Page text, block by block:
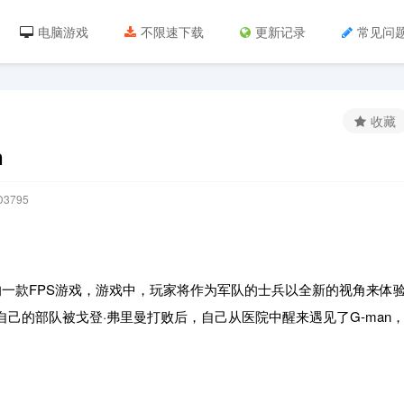
电脑游戏 不限速下载 更新记录 常见问
收藏
款FPS游戏，游戏中，玩家将作为军队的士兵以全新的视角来体
的部队被戈登·弗里曼打败后，自己从医院中醒来遇见了G-man，